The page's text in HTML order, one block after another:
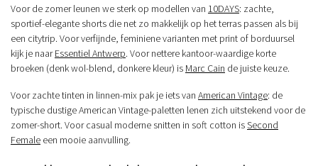
Voor de zomer leunen we sterk op modellen van 10DAYS: zachte,
sportief-elegante shorts die net zo makkelijk op het terras passen als bij
een citytrip. Voor verfijnde, feminiene varianten met print of borduursel
kijk je naarEssentiel Antwerp. Voor nettere kantoor-waardige korte
broeken (denk wol-blend, donkere kleur) is Marc Cain de juiste keuze.
Voor zachte tinten in linnen-mix pak je iets van American Vintage: de
typische dustige American Vintage-paletten lenen zich uitstekend voor de
zomer-short. Voor casual moderne snitten in soft cotton isSecond
Female een mooie aanvulling.